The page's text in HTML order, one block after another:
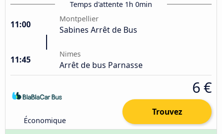
Temps d'attente 1h 0min
11:00
Montpellier
Sabines Arrêt de Bus
11:45
Nimes
Arrêt de bus Parnasse
Économique
6 €
Trouvez